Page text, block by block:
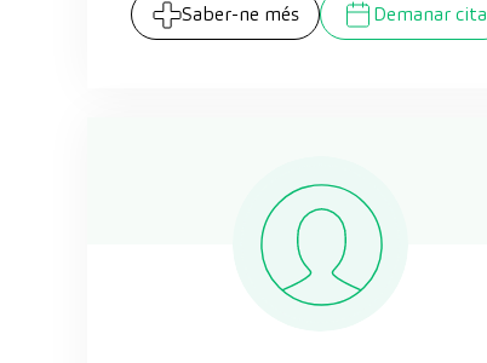
Saber-ne més Demanar cita